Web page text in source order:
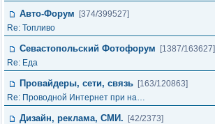
Авто-Форум
[374/399527]
Re: Топливо
Севастопольский Фотофорум
[1387/163627]
Re: Еда
Провайдеры, сети, связь [163/120863]
Re: Проводной Интернет при на…
Дизайн, реклама, СМИ.
[42/2373]